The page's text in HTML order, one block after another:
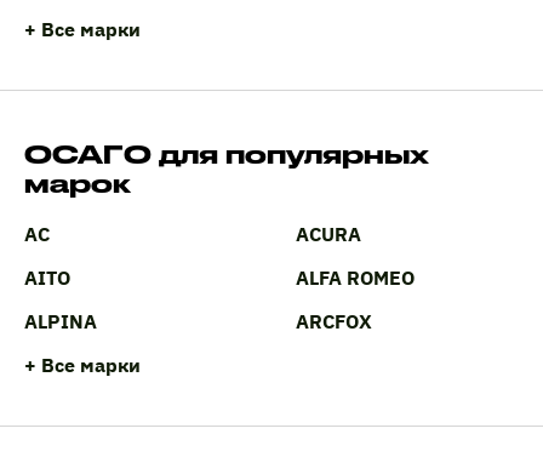
+ Все марки
ОСАГО для популярных
марок
AC
ACURA
AITO
ALFA ROMEO
ALPINA
ARCFOX
+ Все марки